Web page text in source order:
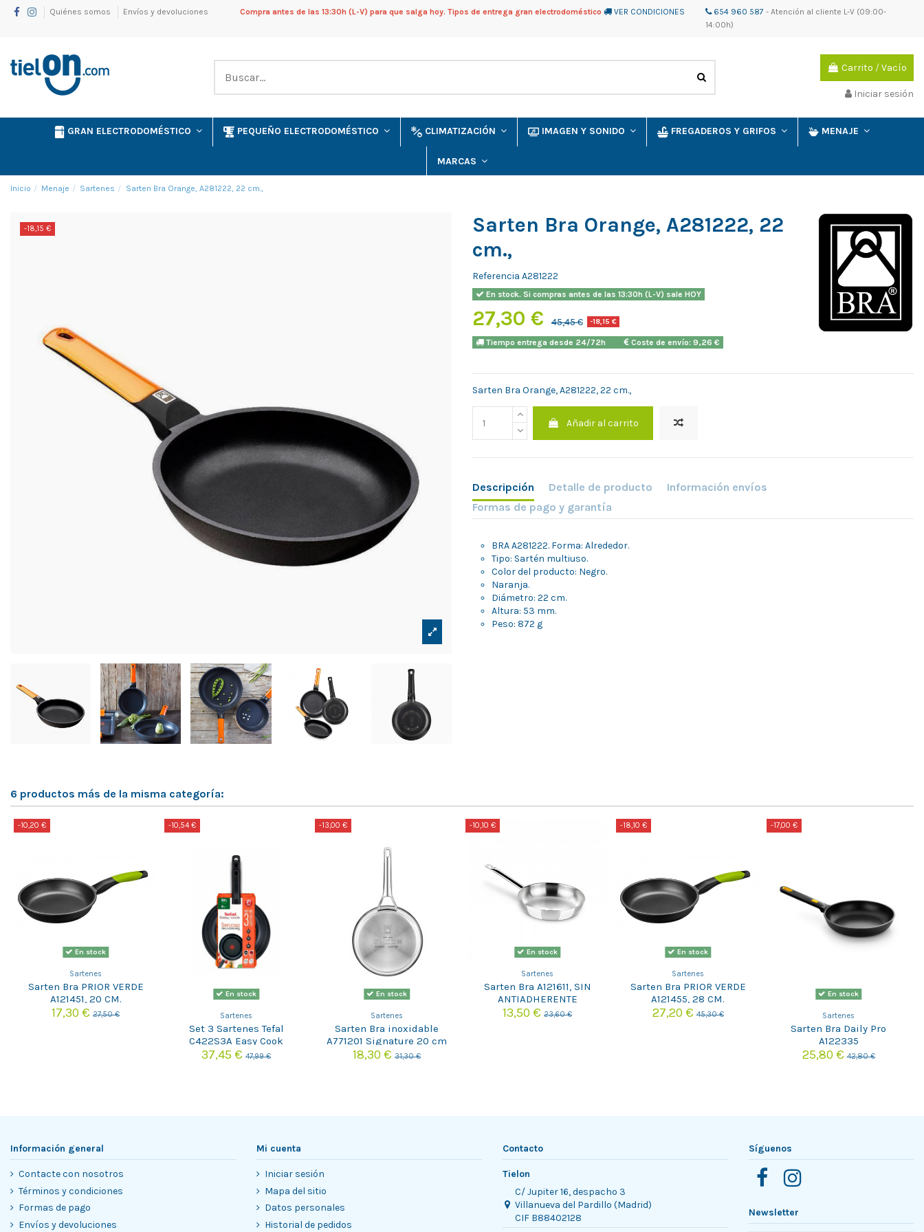
Quiénes somos Envíos y devoluciones Compra antes de las 13:30h (L-V) para que salga hoy. Tipos de entrega gran electrodoméstico VER CONDICIONES 654 960 587 - Atención al cliente L-V (09:00-
14:00h)
Carrito /Vacío
Iniciar sesión
GRAN ELECTRODOMÉSTICO PEQUEÑO ELECTRODOMÉSTICO CLIMATIZACIÓN IMAGEN Y SONIDO FREGADEROS Y GRIFOS MENAJE
MARCAS
Inicio Menaje Sartenes Sarten Bra Orange, A281222, 22 cm.,
-18,15 €
Sarten Bra Orange, A281222, 22
cm.,
Referencia A281222
En stock. Si compras antes de las 13:30h (L-V) sale HOY
27,30 € 45,45 € -18,15 €
Tiempo entrega desde 24/72h Coste de envío: 9,26 €
Sarten Bra Orange, A281222, 22 cm.,
Añadir al carrito
Descripción Detalle de producto
Información envíos
Formas de pago y garantía
BRA A281222. Forma: Alrededor.
Tipo: Sartén multiuso.
Color del producto: Negro.
Naranja.
Diámetro: 22 cm.
Altura: 53 mm.
Peso: 872 g
6 productos más de la misma categoría:
-10,20 €
En stock
Sartenes
Sarten Bra PRIOR VERDE
A121451, 20 CM.
17,30 € 27,50 €
-10,54 €
En stock
Sartenes
Set 3 Sartenes Tefal
C422S3A Easy Cook
20/24/26 cm
37,45 € 47,99 €
-13,00 €
En stock
Sartenes
Sarten Bra inoxidable
A771201 Signature 20 cm
18,30 € 31,30 €
-10,10 €
En stock
Sartenes
Sarten Bra A121611, SIN
ANTIADHERENTE
13,50 € 23,60 €
-18,10 €
En stock
Sartenes
Sarten Bra PRIOR VERDE
A121455, 28 CM.
27,20 €45,30 €
-17,00 €
En stock
Sartenes
Sarten Bra Daily Pro
A122335
25,80 €42,80 €
Información general
Contacte con nosotros
Términos y condiciones
Formas de pago
Envíos y devoluciones
Mi cuenta
Iniciar sesión
Mapa del sitio
Datos personales
Historial de pedidos
Contacto
Tielon
C/ Jupiter 16, despacho 3
Villanueva del Pardillo (Madrid)
CIF B88402128
Síguenos
Newsletter